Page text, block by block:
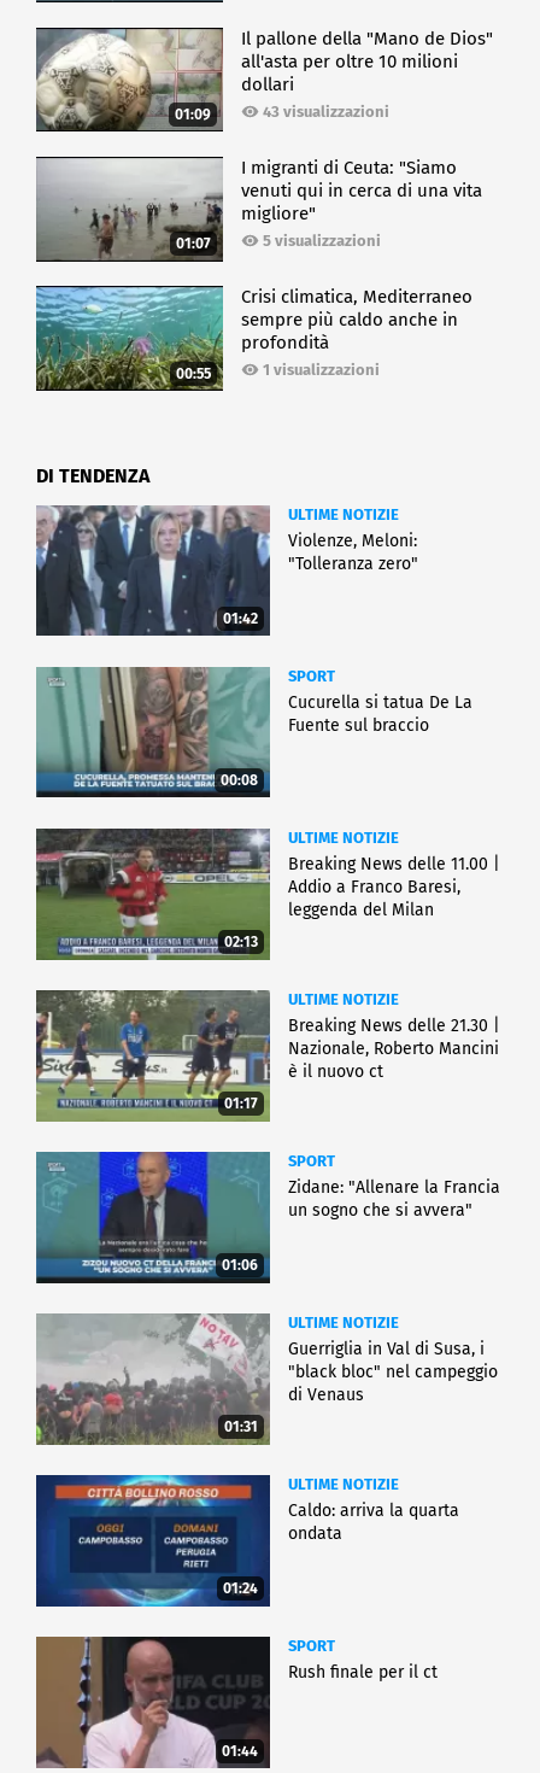
01:09
Il pallone della "Mano de Dios"
all'asta per oltre 10 milioni
dollari
43 visualizzazioni
01:07
I migranti di Ceuta: "Siamo
venuti qui in cerca di una vita
migliore"
5 visualizzazioni
00:55
Crisi climatica, Mediterraneo
sempre più caldo anche in
profondità
1 visualizzazioni
DI TENDENZA
01:42
ULTIME NOTIZIE
Violenze, Meloni:
"Tolleranza zero"
00:08
SPORT
Cucurella si tatua De La
Fuente sul braccio
02:13
ULTIME NOTIZIE
Breaking News delle 11.00 |
Addio a Franco Baresi,
leggenda del Milan
01:17
ULTIME NOTIZIE
Breaking News delle 21.30 |
Nazionale, Roberto Mancini
è il nuovo ct
01:06
SPORT
Zidane: "Allenare la Francia
un sogno che si avvera"
01:31
ULTIME NOTIZIE
Guerriglia in Val di Susa, i
"black bloc" nel campeggio
di Venaus
01:24
ULTIME NOTIZIE
Caldo: arriva la quarta
ondata
01:44
SPORT
Rush finale per il ct